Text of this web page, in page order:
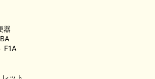
器
F1A
ット